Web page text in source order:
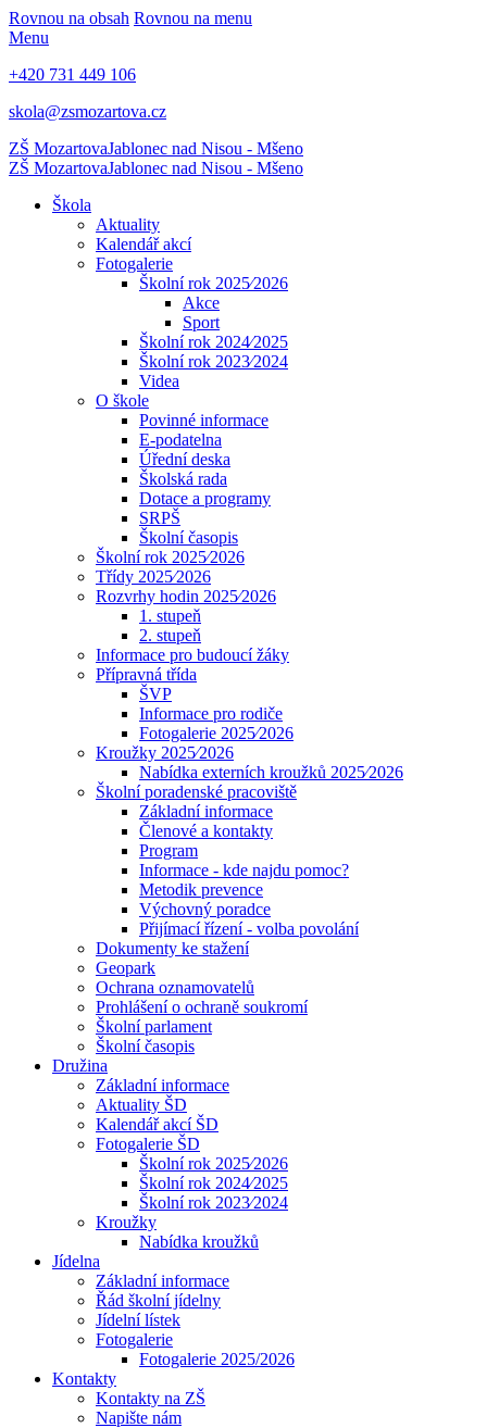
Rovnou na obsah Rovnou na menu
Menu
+420 731 449 106
skola@zsmozartova.cz
ZŠ MozartovaJablonec nad Nisou - Mšeno
ZŠ MozartovaJablonec nad Nisou - Mšeno
Škola
Aktuality
Kalendář akcí
Fotogalerie
Školní rok 2025⁄2026
Akce
Sport
Školní rok 2024⁄2025
Školní rok 2023⁄2024
Videa
O škole
Povinné informace
E-podatelna
Úřední deska
Školská rada
Dotace a programy
SRPŠ
Školní časopis
Školní rok 2025⁄2026
Třídy 2025⁄2026
Rozvrhy hodin 2025⁄2026
1. stupeň
2. stupeň
Informace pro budoucí žáky
Přípravná třída
ŠVP
Informace pro rodiče
Fotogalerie 2025⁄2026
Kroužky 2025⁄2026
Nabídka externích kroužků 2025⁄2026
Školní poradenské pracoviště
Základní informace
Členové a kontakty
Program
Informace - kde najdu pomoc?
Metodik prevence
Výchovný poradce
Přijímací řízení - volba povolání
Dokumenty ke stažení
Geopark
Ochrana oznamovatelů
Prohlášení o ochraně soukromí
Školní parlament
Školní časopis
Družina
Základní informace
Aktuality ŠD
Kalendář akcí ŠD
Fotogalerie ŠD
Školní rok 2025⁄2026
Školní rok 2024⁄2025
Školní rok 2023⁄2024
Kroužky
Nabídka kroužků
Jídelna
Základní informace
Řád školní jídelny
Jídelní lístek
Fotogalerie
Fotogalerie 2025/2026
Kontakty
Kontakty na ZŠ
Napište nám